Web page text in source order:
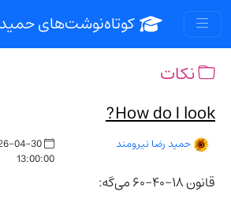
کوتاه‌نوشت‌های
نکات
How do I look?
حمید رضا نیرومند
04-30
13:00:00
قانون ۱۸-۴۰-۶۰ می‌گه: